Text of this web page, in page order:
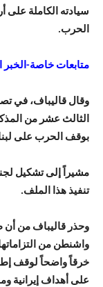
سيادته الكاملة على
الحرب.
متابعات خاصة-الخبر
وقال قاليباف، في
الثالث عشر من
بوقف الحرب على
مشيراً إلى تشكيل
تنفيذ هذا الملف.
وحذر قاليباف من أن
واشنطن من
خرقاً واضحاً لوقف
على أهداف إيرانية